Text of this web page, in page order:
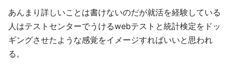
あんまり詳しいことは書けないのだが就活を経験している
人はテストセンターでうけるwebテストと統計検定をドッ
ギングさせたような感覚をイメージすればいいと思われ
る。